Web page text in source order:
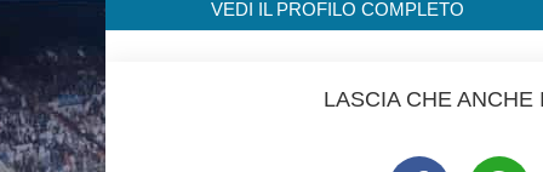
VEDI IL PROFILO COMPLETO
LASCIA CHE